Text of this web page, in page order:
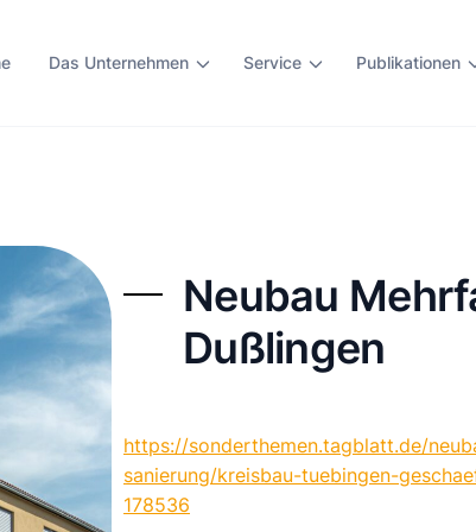
Das Unternehmen Service Publikationen
Neubau
Dußlingen
https://sonderthemen.tagblatt.de/
sanierung/kreisbau-tuebingen-
178536